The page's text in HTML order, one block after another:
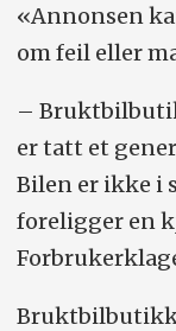
«Annonsen
om feil eller
–
er tatt et
Bilen er ikke i
foreligger en